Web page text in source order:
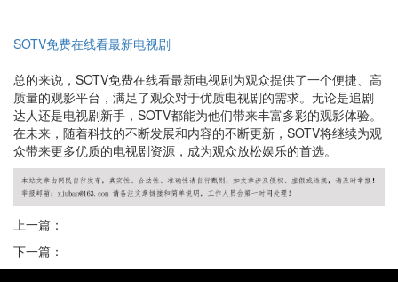
SOTV免费在线看最新电视剧
总的来说，SOTV免费在线看最新电视剧为观众提供了一个便捷、高
质量的观影平台，满足了观众对于优质电视剧的需求。无论是追剧
达人还是电视剧新手，SOTV都能为他们带来丰富多彩的观影体验。
在未来，随着科技的不断发展和内容的不断更新，SOTV将继续为观
众带来更多优质的电视剧资源，成为观众放松娱乐的首选。
上一篇：
下一篇：